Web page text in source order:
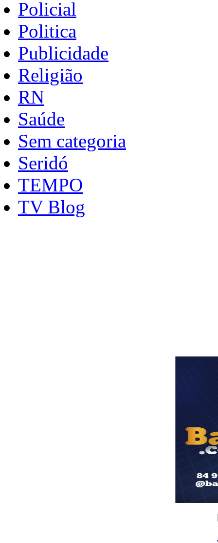
Policial
Politica
Publicidade
Religião
RN
Saúde
Sem categoria
Seridó
TEMPO
TV Blog